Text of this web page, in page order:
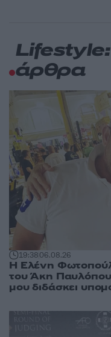
άρθρα
19:3806.08.26
Η Ελένη
του Άκη
μου διδάσκει